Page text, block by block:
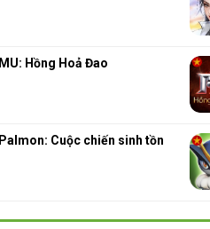
Hồng Hoả Đao
Cuộc chiến sinh tồn